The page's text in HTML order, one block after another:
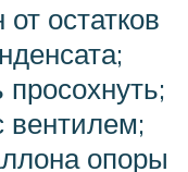
остатков
вентилем;
опоры